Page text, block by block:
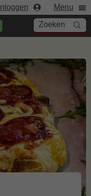
Inloggen Menu
Zoeken